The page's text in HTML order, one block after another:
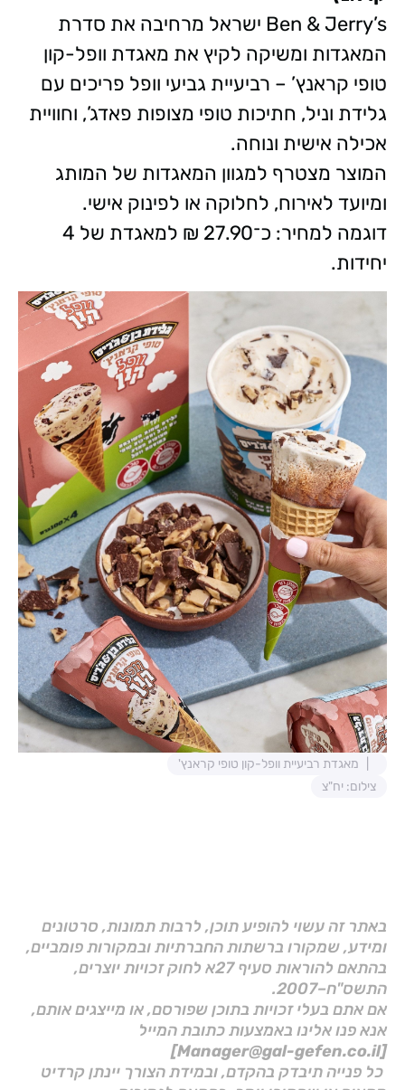
Ben & Jerry’s ישראל מרחיבה את סדרת
המאגדות ומשיקה לקיץ את מאגדת וופל-קון
טופי קראנץ’ – רביעיית גביעי וופל פריכים עם
גלידת וניל, חתיכות טופי מצופות פאדג’, וחוויית
אכילה אישית ונוחה.
המוצר מצטרף למגוון המאגדות של המותג
ומיועד לאירוח, לחלוקה או לפינוק אישי.
דוגמה למחיר: כ־27.90 ₪ למאגדת של 4
יחידות.
מאגדת רביעיית וופל-קון טופי קראנץ'
צילום: יח"צ
באתר זה עשוי להופיע תוכן, לרבות תמונות, סרטונים
ומידע, שמקורו ברשתות החברתיות ובמקורות פומביים,
בהתאם להוראות סעיף 27א לחוק זכויות יוצרים,
התשס"ח–2007.
אם אתם בעלי זכויות בתוכן שפורסם, או מייצגים אותם,
אנא פנו אלינו באמצעות כתובת המייל
[Manager@gal-gefen.co.il]
כל פנייה תיבדק בהקדם, ובמידת הצורך יינתן קרדיט